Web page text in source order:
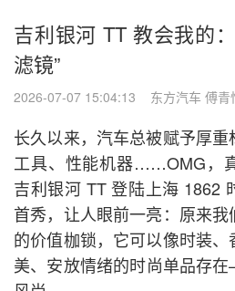
吉利银河 TT 教会我的
滤镜”
2026-07-07 15:04:13 东方汽车 傅青
长久以来，汽车总被赋予厚
工具、性能机器……OMG，
吉利银河 TT 登陆上海 1862
首秀，让人眼前一亮：原来
的价值枷锁，它可以像时装
美、安放情绪的时尚单品存